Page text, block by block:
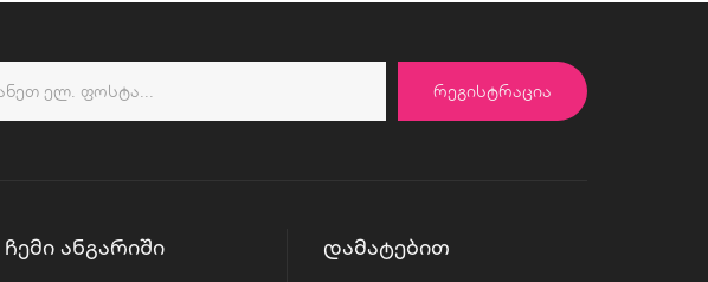
ᲠᲔᲒᲘᲡᲢᲠᲐᲪᲘᲐ
ᲩᲔᲛᲘ ᲐᲜᲒᲐᲠᲘᲨᲘ ᲓᲐᲛᲐᲢᲔᲑᲘᲗ